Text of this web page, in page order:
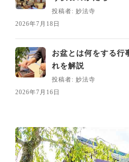
投稿者: 妙法寺
2026年7月18日
お盆とは何をする行
れを解説
投稿者: 妙法寺
2026年7月16日